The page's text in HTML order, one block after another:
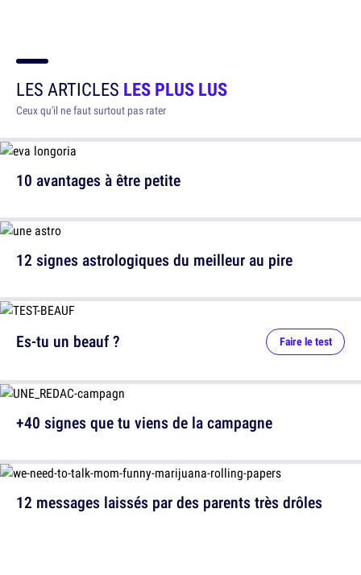
LES ARTICLES LES PLUS LUS
Ceux qu'il ne faut surtout pas rater
10 avantages à être petite
12 signes astrologiques du meilleur au pire
12 messages laissés par des parents très drôles
Es-tu un beauf ? Faire le test
+40 signes que tu viens de la campagne